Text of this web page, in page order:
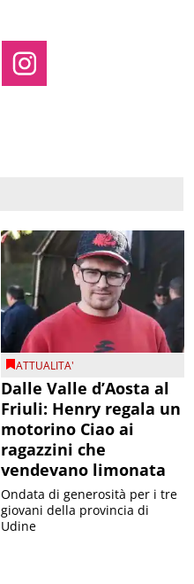
ATTUALITA'
Dalle Valle d’Aosta al
Friuli: Henry regala un
motorino Ciao ai
ragazzini che
vendevano limonata
Ondata di generosità per i tre
giovani della provincia di
Udine